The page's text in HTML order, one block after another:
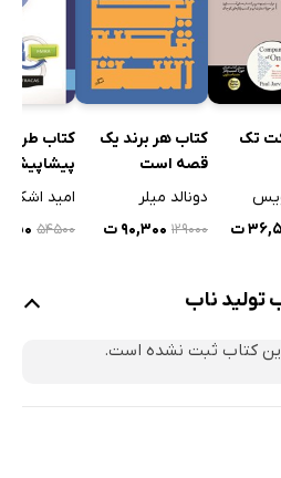
تک
ت
کتاب هر برند یک
قصه است
دونالد میلر
۱۲۹۰۰۰ ۹۰,۳۰۰ ت
کتاب طرح
پیشاپیش
محصول
امید اشکانی
۵۴۵۰۰
تولید ناب
کتاب ثبت نشده است.